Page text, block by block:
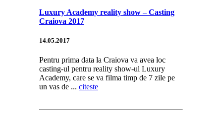
Luxury Academy reality show – Casting
Craiova 2017
14.05.2017
Pentru prima data la Craiova va avea loc
casting-ul pentru reality show-ul Luxury
Academy, care se va filma timp de 7 zile pe
un vas de ... citeste